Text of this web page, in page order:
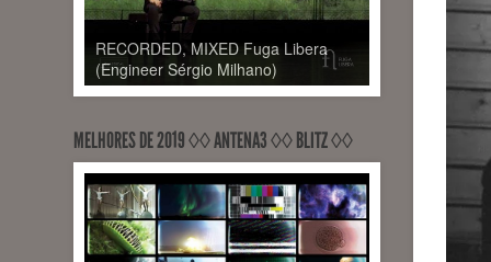
RECORDED, MIXED Fuga Libera
(Engineer Sérgio Milhano)
MELHORES DE 2019 ◊◊ ANTENA3 ◊◊ BLITZ ◊◊